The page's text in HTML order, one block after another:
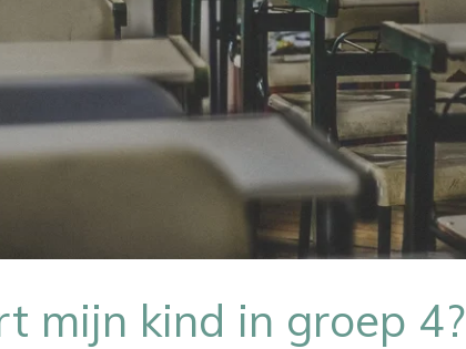
mijn kind in groep 4?